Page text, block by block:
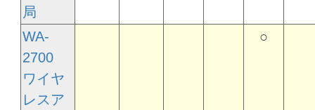
局
WA-
2700
ワイヤ
レスア
○